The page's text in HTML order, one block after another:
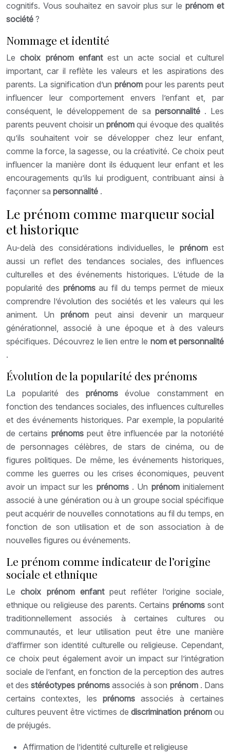
cognitifs. Vous souhaitez en savoir plus sur le prénom et
société ?
Nommage et identité
Lechoix prénom enfantest un acte social et culturel
important, car il reflète les valeurs et les aspirations des
parents. La signification d’un prénom pour les parents peut
influencer leur comportement envers l’enfant et, par
conséquent, le développement de sa personnalité . Les
parents peuvent choisir un prénomqui évoque des qualités
qu’ils souhaitent voir se développer chez leur enfant,
comme la force, la sagesse, ou la créativité. Ce choix peut
influencer la manière dont ils éduquent leur enfant et les
encouragements qu’ils lui prodiguent, contribuant ainsi à
façonner sa personnalité .
Le prénom comme marqueur social
et historique
Au-delà des considérations individuelles, le prénomest
aussi un reflet des tendances sociales, des influences
culturelles et des événements historiques. L’étude de la
popularité des prénomsau fil du temps permet de mieux
comprendre l’évolution des sociétés et les valeurs qui les
animent. Un prénom peut ainsi devenir un marqueur
générationnel, associé à une époque et à des valeurs
spécifiques. Découvrez le lien entre le nom et personnalité
.
Évolution de la popularité des prénoms
La popularité des prénomsévolue constamment en
fonction des tendances sociales, des influences culturelles
et des événements historiques. Par exemple, la popularité
de certains prénomspeut être influencée par la notoriété
de personnages célèbres, de stars de cinéma, ou de
figures politiques. De même, les événements historiques,
comme les guerres ou les crises économiques, peuvent
avoir un impact sur les prénoms . Un prénominitialement
associé à une génération ou à un groupe social spécifique
peut acquérir de nouvelles connotations au fil du temps, en
fonction de son utilisation et de son association à de
nouvelles figures ou événements.
Le prénom comme indicateur de l’origine
sociale et ethnique
Lechoix prénom enfantpeut refléter l’origine sociale,
ethnique ou religieuse des parents. Certains prénomssont
traditionnellement associés à certaines cultures ou
communautés, et leur utilisation peut être une manière
d’affirmer son identité culturelle ou religieuse. Cependant,
ce choix peut également avoir un impact sur l’intégration
sociale de l’enfant, en fonction de la perception des autres
et desstéréotypes prénoms associés à son prénom . Dans
certains contextes, les prénomsassociés à certaines
cultures peuvent être victimes dediscrimination prénomou
de préjugés.
Affirmation de l’identité culturelle et religieuse